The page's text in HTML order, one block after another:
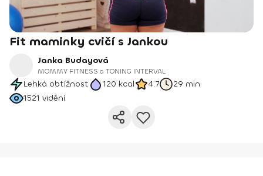
Fit maminky cvičí s Jankou
Janka Budayová
MOMMY FITNESS a TONING INTERVAL
Lehká obtížnost 120 kcal 4.7
29 min
1521 vidění